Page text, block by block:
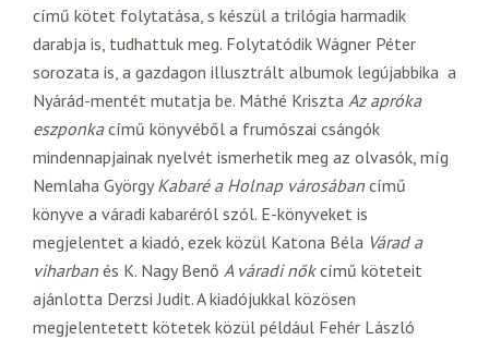
című kötet folytatása, s készül a trilógia harmadik
darabja is, tudhattuk meg. Folytatódik Wágner Péter
sorozata is, a gazdagon illusztrált albumok legújabbika a
Nyárád-mentét mutatja be. Máthé Kriszta Az apróka
eszponkacímű könyvéből a frumószai csángók
mindennapjainak nyelvét ismerhetik meg az olvasók, míg
Nemlaha GyörgyKabaré a Holnap városában című
könyve a váradi kabaréról szól. E-könyveket is
megjelentet a kiadó, ezek közül Katona Béla Várad a
viharban és K. Nagy Benő A váradi nőkcímű köteteit
ajánlotta Derzsi Judit. A kiadójukkal közösen
megjelentetett kötetek közül például Fehér László